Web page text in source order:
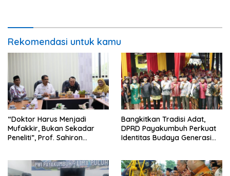
Rekomendasi untuk kamu
“Doktor Harus Menjadi
Mufakkir, Bukan Sekadar
Peneliti”, Prof. Sahiron
Bangkitkan Tradisi Adat,
DPRD Payakumbuh Perkuat
Identitas Budaya Generasi